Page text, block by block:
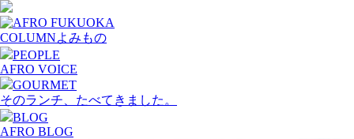
COLUMNよみもの
PEOPLE
AFRO VOICE
GOURMET
そのランチ、たべてきました。
BLOG
AFRO BLOG